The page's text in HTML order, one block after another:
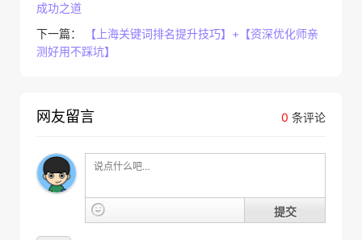
成功之道
下一篇：
【上海关键词排名提升技巧】+【资深优化师亲
测好用不踩坑】
0 条评论
网友留言
提交